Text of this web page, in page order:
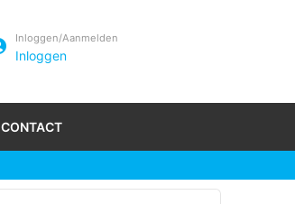
Inloggen/Aanmelden
Inloggen
CONTACT